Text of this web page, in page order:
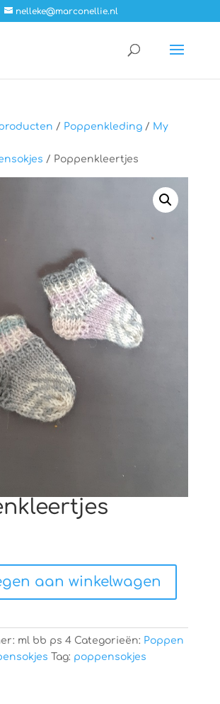
nelleke@marconellie.nl
/ Poppenkleding/ My
/ Poppenkleertjes
aan winkelwagen
ml bb ps 4 Categorieën: Poppen
Tag: poppensokjes